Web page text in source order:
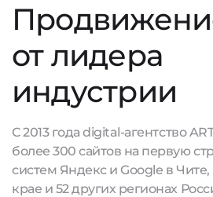
от лидера
индустрии
С 2013 года digital-агентство
более 300 сайтов на первую
систем Яндекс и Google в
крае и 52 других регионах